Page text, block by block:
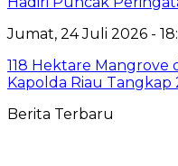
Jumat, 24 Juli 2026 -
118 Hektare Mangrove
Kapolda Riau Tangkap
Berita Terbaru